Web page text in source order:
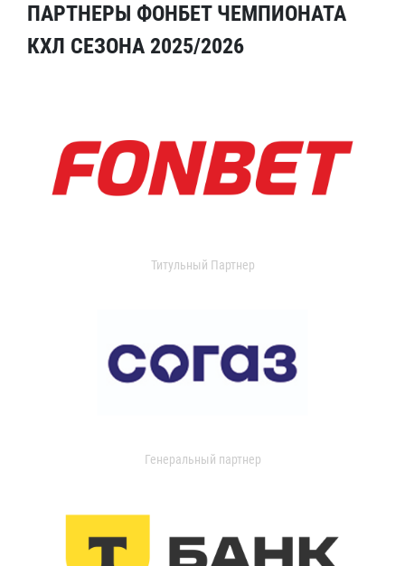
ПАРТНЕРЫ ФОНБЕТ ЧЕМПИОНАТА
КХЛ СЕЗОНА 2025/2026
Титульный Партнер
Генеральный партнер